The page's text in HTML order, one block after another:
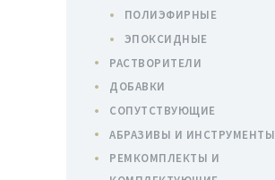
ПОЛИЭФИРНЫЕ
ЭПОКСИДНЫЕ
РАСТВОРИТЕЛИ
ДОБАВКИ
СОПУТСТВУЮЩИЕ
АБРАЗИВЫ И ИНСТРУМЕНТЫ
РЕМКОМПЛЕКТЫ И